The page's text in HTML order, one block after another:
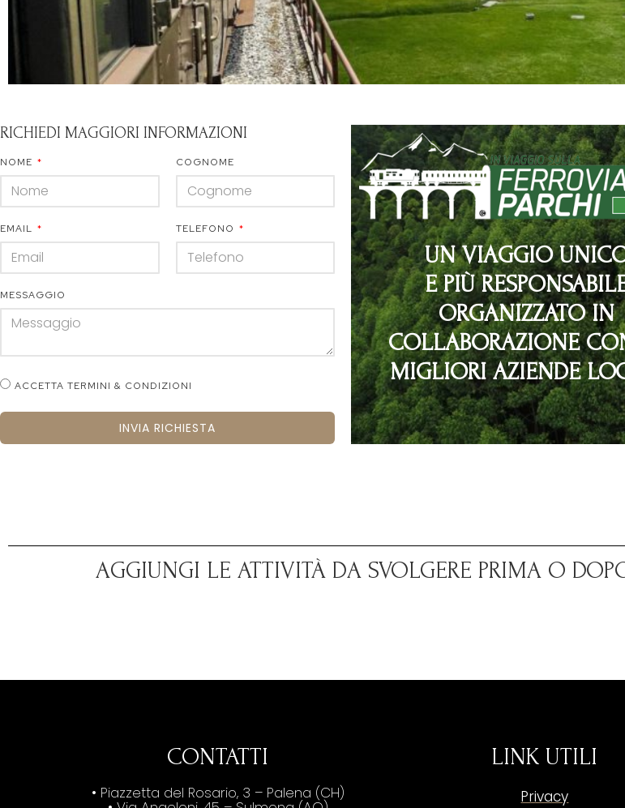
RICHIEDI MAGGIORI INFORMAZIONI
NOME COGNOME
EMAIL TELEFONO
MESSAGGIO
ACCETTA TERMINI & CONDIZIONI
INVIA RICHIESTA
UN VIAGGIO
E PIÙ
ORGANIZZATO IN
COLLABORAZIONE
MIGLIORI AZIENDE
AGGIUNGI LE ATTIVITÀ DA SVOLGERE PRIMA O
CONTATTI
• Piazzetta del Rosario, 3 – Palena (CH)
LINK UTILI
Privacy